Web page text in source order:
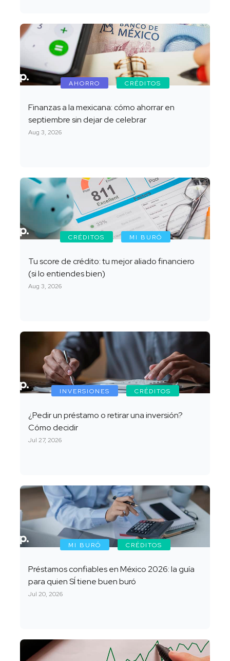
AHORRO CRÉDITOS
Finanzas a la mexicana: cómo ahorrar en
septiembre sin dejar de celebrar
Aug 3, 2026
CRÉDITOS MI BURÓ
Tu score de crédito: tu mejor aliado financiero
(si lo entiendes bien)
Aug 3, 2026
INVERSIONES CRÉDITOS
¿Pedir un préstamo o retirar una inversión?
Cómo decidir
Jul 27, 2026
MI BURÓ CRÉDITOS
Préstamos confiables en México 2026: la guía
para quien SÍ tiene buen buró
Jul 20, 2026